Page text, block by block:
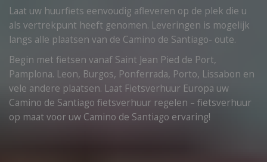
Laat uw huurfiets eenvoudig afleveren op de plek die u
als vertrekpunt heeft genomen. Leveringen is mogelijk
langs alle plaatsen van de Camino de Santiago- oute.
Begin met fietsen vanaf Saint Jean Pied de Port,
Pamplona. Leon, Burgos, Ponferrada, Porto, Lissabon en
vele andere plaatsen. Laat Fietsverhuur Europa uw
Camino de Santiago fietsverhuur regelen – fietsverhuur
op maat voor uw Camino de Santiago ervaring!